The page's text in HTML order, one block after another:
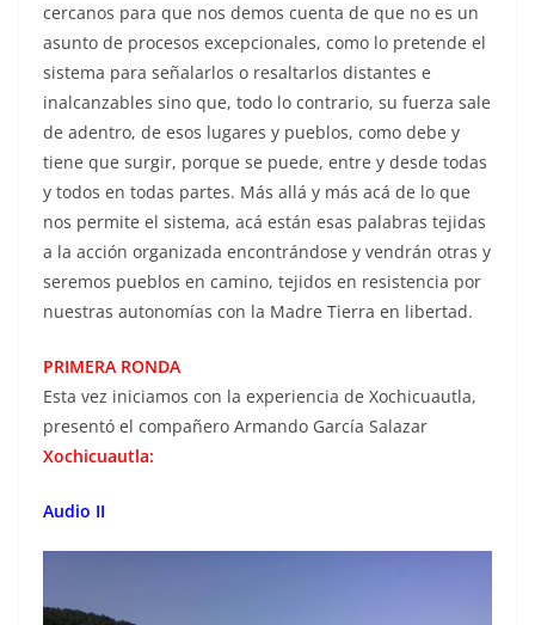
cercanos para que nos demos cuenta de que no es un
asunto de procesos excepcionales, como lo pretende el
sistema para señalarlos o resaltarlos distantes e
inalcanzables sino que, todo lo contrario, su fuerza sale
de adentro, de esos lugares y pueblos, como debe y
tiene que surgir, porque se puede, entre y desde todas
y todos en todas partes. Más allá y más acá de lo que
nos permite el sistema, acá están esas palabras tejidas
a la acción organizada encontrándose y vendrán otras y
seremos pueblos en camino, tejidos en resistencia por
nuestras autonomías con la Madre Tierra en libertad.
PRIMERA RONDA
Esta vez iniciamos con la experiencia de Xochicuautla,
presentó el compañero Armando García Salazar
Xochicuautla:
Audio II